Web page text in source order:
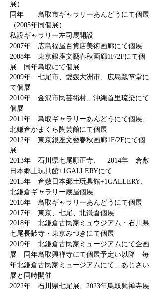
展）
同年 鳥取市ギャラリーあんどうにて個展
（2005年同個展）
私設ギャラリー左司馬開設
2007年 広島福屋百貨店美術画廊にて個展
2008年 東京銀座文藝春秋画廊1F/2Fにて個
展 同年鳥取にて個展
2009年 七尾市、愛媛大洲市、広島瓢箪堂に
て個展
2010年 金沢市民芸術村、沖縄首里琉染にて
個展
2011年 鳥取ギャラリーあんどうにて個展、
北鎌倉かまくら陶芸館にて個展
2012年 東京銀座文藝春秋画廊1F/2Fにて個
展
2013年 石川県七尾願正寺、 2014年 倉敷
日本郷土玩具館+1GALLERYにて
2015年 倉敷日本郷土玩具館+1GALLERY、
北鎌倉ギャラリー蔵屋個展
2016年 鳥取ギャラリーあんどうにて個展
2017年 東京、七尾、北鎌倉個展
2018年 北鎌倉古民家ミュウジアム・石川県
七尾長齢寺・東京みづきにて個展
2019年 北鎌倉古民家ミュージアムにて企画
展 同年鳥取興禅寺にて個展予定い以降 毎
年北鎌倉古民家ミュージアムにて、あじさい
展と同時開催
2022年 石川県七尾展、2023年鳥取興禅寺展